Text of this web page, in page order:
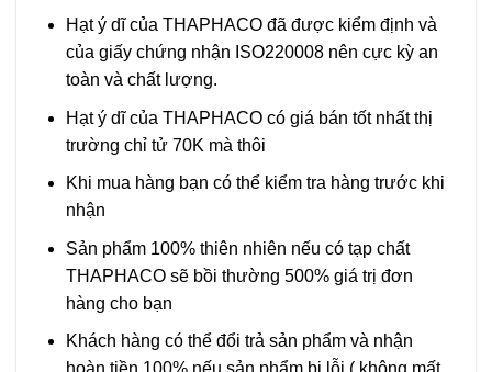
Hạt ý dĩ của THAPHACO đã được kiểm định và
của giấy chứng nhận ISO220008 nên cực kỳ an
toàn và chất lượng.
Hạt ý dĩ của THAPHACO có giá bán tốt nhất thị
trường chỉ tử 70K mà thôi
Khi mua hàng bạn có thể kiểm tra hàng trước khi
nhận
Sản phẩm 100% thiên nhiên nếu có tạp chất
THAPHACO sẽ bồi thường 500% giá trị đơn
hàng cho bạn
Khách hàng có thể đổi trả sản phẩm và nhận